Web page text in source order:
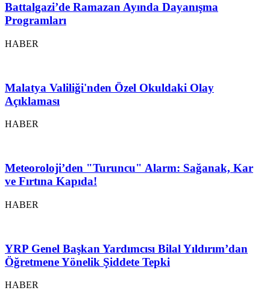
Battalgazi’de Ramazan Ayında Dayanışma
Programları
HABER
Malatya Valiliği'nden Özel Okuldaki Olay
Açıklaması
HABER
Meteoroloji’den "Turuncu" Alarm: Sağanak, Kar
ve Fırtına Kapıda!
HABER
YRP Genel Başkan Yardımcısı Bilal Yıldırım’dan
Öğretmene Yönelik Şiddete Tepki
HABER